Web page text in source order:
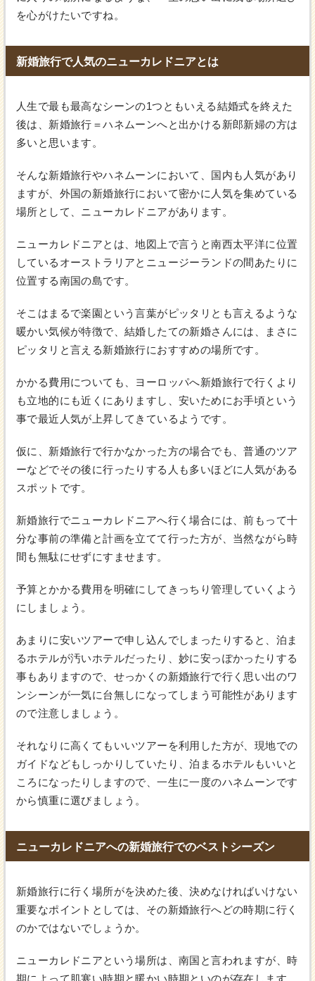
を心がけたいですね。
新婚旅行で人気のニューカレドニアとは
人生で最も最高なシーンの1つともいえる結婚式を終えた
後は、新婚旅行＝ハネムーンへと出かける新郎新婦の方は
多いと思います。
そんな新婚旅行やハネムーンにおいて、国内も人気があり
ますが、外国の新婚旅行において密かに人気を集めている
場所として、ニューカレドニアがあります。
ニューカレドニアとは、地図上で言うと南西太平洋に位置
しているオーストラリアとニュージーランドの間あたりに
位置する南国の島です。
そこはまるで楽園という言葉がピッタリとも言えるような
暖かい気候が特徴で、結婚したての新婚さんには、まさに
ピッタリと言える新婚旅行におすすめの場所です。
かかる費用についても、ヨーロッパへ新婚旅行で行くより
も立地的にも近くにありますし、安いためにお手頃という
事で最近人気が上昇してきているようです。
仮に、新婚旅行で行かなかった方の場合でも、普通のツア
ーなどでその後に行ったりする人も多いほどに人気がある
スポットです。
新婚旅行でニューカレドニアへ行く場合には、前もって十
分な事前の準備と計画を立てて行った方が、当然ながら時
間も無駄にせずにすませます。
予算とかかる費用を明確にしてきっちり管理していくよう
にしましょう。
あまりに安いツアーで申し込んでしまったりすると、泊ま
るホテルが汚いホテルだったり、妙に安っぽかったりする
事もありますので、せっかくの新婚旅行で行く思い出のワ
ンシーンが一気に台無しになってしまう可能性があります
ので注意しましょう。
それなりに高くてもいいツアーを利用した方が、現地での
ガイドなどもしっかりしていたり、泊まるホテルもいいと
ころになったりしますので、一生に一度のハネムーンです
から慎重に選びましょう。
ニューカレドニアへの新婚旅行でのベストシーズン
新婚旅行に行く場所がを決めた後、決めなければいけない
重要なポイントとしては、その新婚旅行へどの時期に行く
のかではないでしょうか。
ニューカレドニアという場所は、南国と言われますが、時
期によって肌寒い時期と暖かい時期といのが存在します。